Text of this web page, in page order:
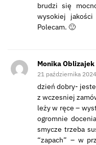
brudzi się
wysokiej
Polecam. 🙂
Monika Oblizajek
21 października 2024
dzień dobry-
z wczesniej
leży w ręce –
ogromnie
smycze trzeba
“zapach” – w